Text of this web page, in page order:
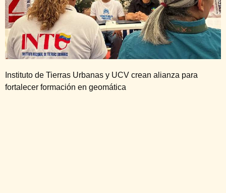
Instituto de Tierras Urbanas y UCV crean alianza para
fortalecer formación en geomática